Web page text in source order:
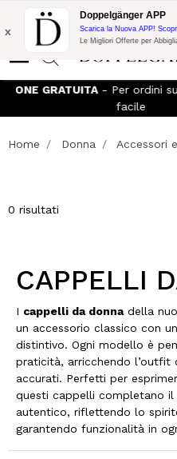
Promo Flash:
10% di Extra
x
Doppelgänger APP
Scarica la Nuova APP!
Le Migliori Offerte per
SPEDIZIONE GRATUITA- Per
Home Donna Accessori
0 risultati
CAPPELLI
I cappelli da donnadella
un accessorio classico con
distintivo. Ogni modello è
praticità, arricchendo l’outfit
accurati. Perfetti per
questi cappelli completano
autentico, riflettendo lo
garantendo funzionalità in